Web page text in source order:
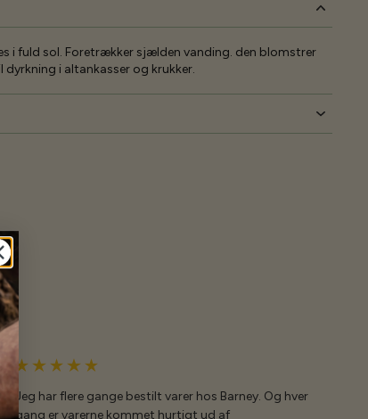
i fuld sol. Foretrækker sjælden vanding. den blomstrer
dyrkning i altankasser og krukker.
Jeg har flere gange bestilt varer hos Barney. Og hver
gang er varerne kommet hurtigt ud af